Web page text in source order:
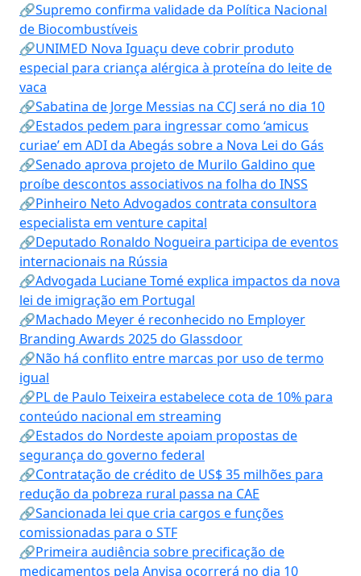
🔗Supremo confirma validade da Política Nacional
de Biocombustíveis
🔗UNIMED Nova Iguaçu deve cobrir produto
especial para criança alérgica à proteína do leite de
vaca
🔗Sabatina de Jorge Messias na CCJ será no dia 10
🔗Estados pedem para ingressar como ‘amicus
curiae’ em ADI da Abegás sobre a Nova Lei do Gás
🔗Senado aprova projeto de Murilo Galdino que
proíbe descontos associativos na folha do INSS
🔗Pinheiro Neto Advogados contrata consultora
especialista em venture capital
🔗Deputado Ronaldo Nogueira participa de eventos
internacionais na Rússia
🔗Advogada Luciane Tomé explica impactos da nova
lei de imigração em Portugal
🔗Machado Meyer é reconhecido no Employer
Branding Awards 2025 do Glassdoor
🔗Não há conflito entre marcas por uso de termo
igual
🔗PL de Paulo Teixeira estabelece cota de 10% para
conteúdo nacional em streaming
🔗Estados do Nordeste apoiam propostas de
segurança do governo federal
🔗Contratação de crédito de US$ 35 milhões para
redução da pobreza rural passa na CAE
🔗Sancionada lei que cria cargos e funções
comissionadas para o STF
🔗Primeira audiência sobre precificação de
medicamentos pela Anvisa ocorrerá no dia 10